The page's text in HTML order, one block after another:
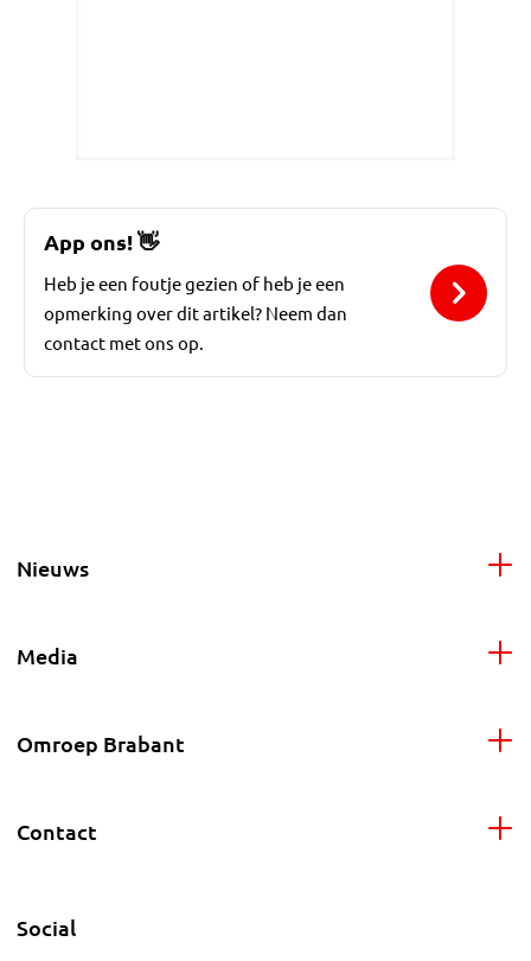
App ons!👋
Heb je een foutje gezien of heb je een
opmerking over dit artikel? Neem dan
contact met ons op.
Nieuws
Media
Omroep Brabant
Contact
Social